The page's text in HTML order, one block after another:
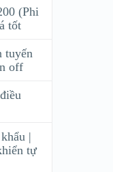
(Phi
tốt
tuyến
off
|
tự